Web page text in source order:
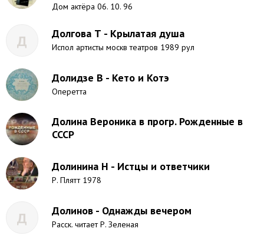
Дом актёра 06. 10. 96
Д Долгова Т - Крылатая душа
Испол артисты москв театров 1989 рул
Долидзе В - Кето и Котэ
Оперетта
Долина Вероника в прогр. Рожденные в
СССР
Долинина Н - Истцы и ответчики
Р. Плятт 1978
Д Долинов - Однажды вечером
Расск. читает Р. Зеленая